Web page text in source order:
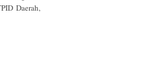
Daerah,